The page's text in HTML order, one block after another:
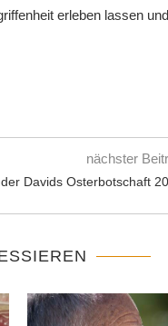
erleben lassen
nächster
Davids Osterbotschaft